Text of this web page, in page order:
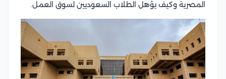
المصرية وكيف يؤهل الطلاب السعوديين لسوق العمل.